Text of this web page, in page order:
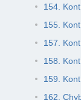
154.
155.
157.
158.
159.
162.